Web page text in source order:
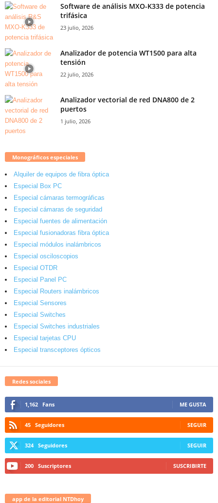
Software de análisis MXO-K333 de potencia
trifásica
23 julio, 2026
Analizador de potencia WT1500 para alta
tensión
22 julio, 2026
Analizador vectorial de red DNA800 de 2
puertos
1 julio, 2026
Monográficos especiales
Alquiler de equipos de fibra óptica
Especial Box PC
Especial cámaras termográficas
Especial cámaras de seguridad
Especial fuentes de alimentación
Especial fusionadoras fibra óptica
Especial módulos inalámbricos
Especial osciloscopios
Especial OTDR
Especial Panel PC
Especial Routers inalámbricos
Especial Sensores
Especial Switches
Especial Switches industriales
Especial tarjetas CPU
Especial transceptores ópticos
Redes sociales
1,162 Fans ME GUSTA
45 Seguidores SEGUIR
324 Seguidores SEGUIR
200 Suscriptores SUSCRIBIRTE
app de la editorial NTDhoy